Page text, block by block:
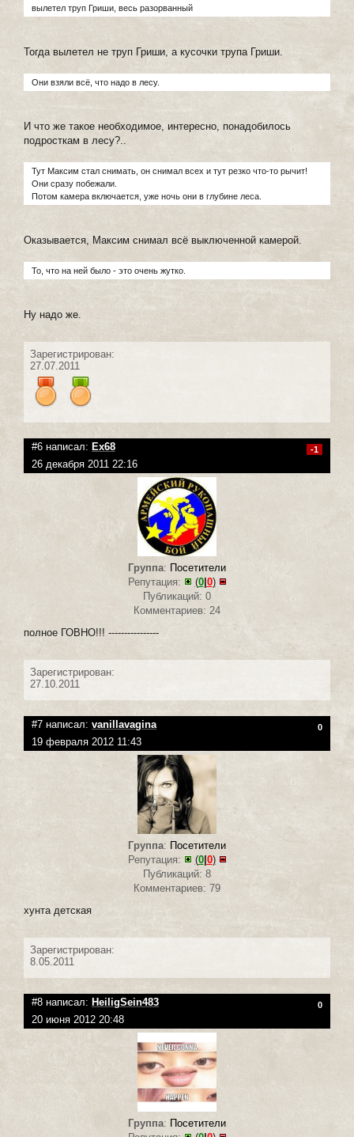
вылетел труп Гриши, весь разорванный
Тогда вылетел не труп Гриши, а кусочки трупа Гриши.
Они взяли всё, что надо в лесу.
И что же такое необходимое, интересно, понадобилось
подросткам в лесу?..
Тут Максим стал снимать, он снимал всех и тут резко что-то рычит!
Они сразу побежали.
Потом камера включается, уже ночь они в глубине леса.
Оказывается, Максим снимал всё выключенной камерой.
То, что на ней было - это очень жутко.
Ну надо же.
Зарегистрирован:
27.07.2011
#6 написал: Ex68 -1
26 декабря 2011 22:16
Группа: Посетители
Репутация:
(0| 0)
Публикаций: 0
Комментариев: 24
полное ГОВНО!!! ----------------
Зарегистрирован:
27.10.2011
#7 написал: vanillavagina 0
19 февраля 2012 11:43
Группа: Посетители
Репутация:
(0| 0)
Публикаций: 8
Комментариев: 79
хунта детская
Зарегистрирован:
8.05.2011
#8 написал: HeiligSein483 0
20 июня 2012 20:48
Группа: Посетители